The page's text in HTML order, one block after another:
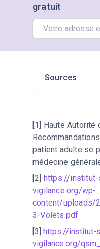
gratuit
Sources
[1] Haute Autorité
patient adulte se
médecine
[2] https://
vigilance.org/wp-
content/uploads/
3-Volets.pdf
[3] https://institut-
vigilance.org/